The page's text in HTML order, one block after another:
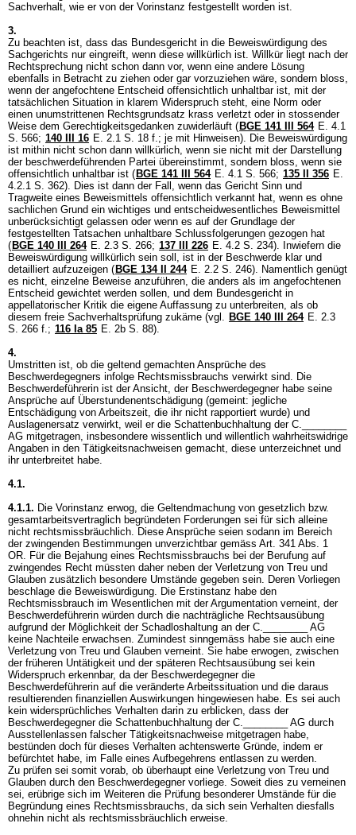
Sachverhalt, wie er von der Vorinstanz festgestellt worden ist.
3.
Zu beachten ist, dass das Bundesgericht in die Beweiswürdigung des
Sachgerichts nur eingreift, wenn diese willkürlich ist. Willkür liegt nach der
Rechtsprechung nicht schon dann vor, wenn eine andere Lösung
ebenfalls in Betracht zu ziehen oder gar vorzuziehen wäre, sondern bloss,
wenn der angefochtene Entscheid offensichtlich unhaltbar ist, mit der
tatsächlichen Situation in klarem Widerspruch steht, eine Norm oder
einen unumstrittenen Rechtsgrundsatz krass verletzt oder in stossender
Weise dem Gerechtigkeitsgedanken zuwiderläuft ( BGE 141 III 564 E. 4.1
S. 566; 140 III 16 E. 2.1 S. 18 f.; je mit Hinweisen). Die Beweiswürdigung
ist mithin nicht schon dann willkürlich, wenn sie nicht mit der Darstellung
der beschwerdeführenden Partei übereinstimmt, sondern bloss, wenn sie
offensichtlich unhaltbar ist ( BGE 141 III 564 E. 4.1 S. 566; 135 II 356 E.
4.2.1 S. 362). Dies ist dann der Fall, wenn das Gericht Sinn und
Tragweite eines Beweismittels offensichtlich verkannt hat, wenn es ohne
sachlichen Grund ein wichtiges und entscheidwesentliches Beweismittel
unberücksichtigt gelassen oder wenn es auf der Grundlage der
festgestellten Tatsachen unhaltbare Schlussfolgerungen gezogen hat
( BGE 140 III 264 E. 2.3 S. 266; 137 III 226 E. 4.2 S. 234). Inwiefern die
Beweiswürdigung willkürlich sein soll, ist in der Beschwerde klar und
detailliert aufzuzeigen ( BGE 134 II 244 E. 2.2 S. 246). Namentlich genügt
es nicht, einzelne Beweise anzuführen, die anders als im angefochtenen
Entscheid gewichtet werden sollen, und dem Bundesgericht in
appellatorischer Kritik die eigene Auffassung zu unterbreiten, als ob
diesem freie Sachverhaltsprüfung zukäme (vgl. BGE 140 III 264 E. 2.3
S. 266 f.; 116 Ia 85 E. 2b S. 88).
4.
Umstritten ist, ob die geltend gemachten Ansprüche des
Beschwerdegegners infolge Rechtsmissbrauchs verwirkt sind. Die
Beschwerdeführerin ist der Ansicht, der Beschwerdegegner habe seine
Ansprüche auf Überstundenentschädigung (gemeint: jegliche
Entschädigung von Arbeitszeit, die ihr nicht rapportiert wurde) und
Auslagenersatz verwirkt, weil er die Schattenbuchhaltung der C.________
AG mitgetragen, insbesondere wissentlich und willentlich wahrheitswidrige
Angaben in den Tätigkeitsnachweisen gemacht, diese unterzeichnet und
ihr unterbreitet habe.
4.1.
4.1.1. Die Vorinstanz erwog, die Geltendmachung von gesetzlich bzw.
gesamtarbeitsvertraglich begründeten Forderungen sei für sich alleine
nicht rechtsmissbräuchlich. Diese Ansprüche seien sodann im Bereich
der zwingenden Bestimmungen unverzichtbar gemäss Art. 341 Abs. 1
OR. Für die Bejahung eines Rechtsmissbrauchs bei der Berufung auf
zwingendes Recht müssten daher neben der Verletzung von Treu und
Glauben zusätzlich besondere Umstände gegeben sein. Deren Vorliegen
beschlage die Beweiswürdigung. Die Erstinstanz habe den
Rechtsmissbrauch im Wesentlichen mit der Argumentation verneint, der
Beschwerdeführerin würden durch die nachträgliche Rechtsausübung
aufgrund der Möglichkeit der Schadloshaltung an der C.________ AG
keine Nachteile erwachsen. Zumindest sinngemäss habe sie auch eine
Verletzung von Treu und Glauben verneint. Sie habe erwogen, zwischen
der früheren Untätigkeit und der späteren Rechtsausübung sei kein
Widerspruch erkennbar, da der Beschwerdegegner die
Beschwerdeführerin auf die veränderte Arbeitssituation und die daraus
resultierenden finanziellen Auswirkungen hingewiesen habe. Es sei auch
kein widersprüchliches Verhalten darin zu erblicken, dass der
Beschwerdegegner die Schattenbuchhaltung der C.________ AG durch
Ausstellenlassen falscher Tätigkeitsnachweise mitgetragen habe,
bestünden doch für dieses Verhalten achtenswerte Gründe, indem er
befürchtet habe, im Falle eines Aufbegehrens entlassen zu werden.
Zu prüfen sei somit vorab, ob überhaupt eine Verletzung von Treu und
Glauben durch den Beschwerdegegner vorliege. Soweit dies zu verneinen
sei, erübrige sich im Weiteren die Prüfung besonderer Umstände für die
Begründung eines Rechtsmissbrauchs, da sich sein Verhalten diesfalls
ohnehin nicht als rechtsmissbräuchlich erweise.